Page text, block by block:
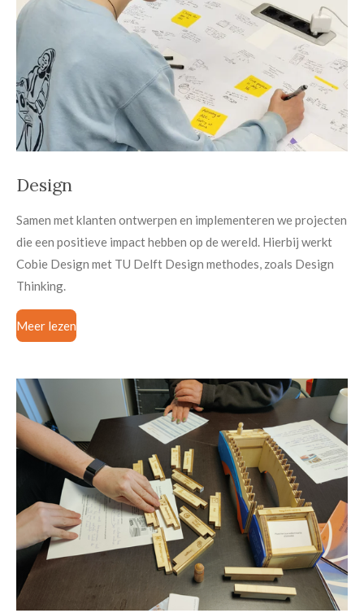
Design
Samen met klanten ontwerpen en implementeren we projecten
die een positieve impact hebben op de wereld. Hierbij werkt
Cobie Design met TU Delft Design methodes, zoals Design
Thinking.
Meer lezen